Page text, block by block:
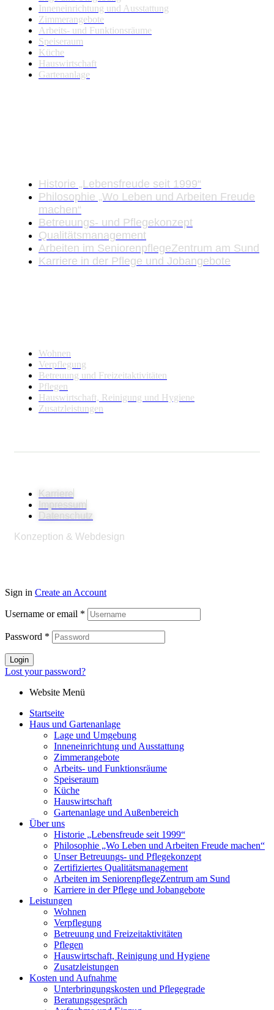
Inneneinrichtung und Ausstattung
Zimmerangebote
Arbeits- und Funktionsräume
Speiseraum
Küche
Hauswirtschaft
Gartenanlage
Historie „Lebensfreude seit 1999“
Philosophie „Wo Leben und Arbeiten Freude
machen“
Betreuungs- und Pflegekonzept
Qualitätsmanagement
Arbeiten im SeniorenpflegeZentrum am Sund
Karriere in der Pflege und Jobangebote
Wohnen
Verpflegung
Betreuung und Freizeitaktivitäten
Pflegen
Hauswirtschaft, Reinigung und Hygiene
Zusatzleistungen
Karriere
Impressum
Datenschutz
Konzeption & Webdesign
Sign in Create an Account
Username or email *
Password *
Login
Lost your password?
Website Menü
Startseite
Haus und Gartenanlage
Lage und Umgebung
Inneneinrichtung und Ausstattung
Zimmerangebote
Arbeits- und Funktionsräume
Speiseraum
Küche
Hauswirtschaft
Gartenanlage und Außenbereich
Über uns
Historie „Lebensfreude seit 1999“
Philosophie „Wo Leben und Arbeiten Freude machen“
Unser Betreuungs- und Pflegekonzept
Zertifiziertes Qualitätsmanagement
Arbeiten im Seniorenpflege­Zentrum am Sund
Karriere in der Pflege und Jobangebote
Leistungen
Wohnen
Verpflegung
Betreuung und Freizeitaktivitäten
Pflegen
Hauswirtschaft, Reinigung und Hygiene
Zusatzleistungen
Kosten und Aufnahme
Unterbringungskosten und Pflegegrade
Beratungsgespräch